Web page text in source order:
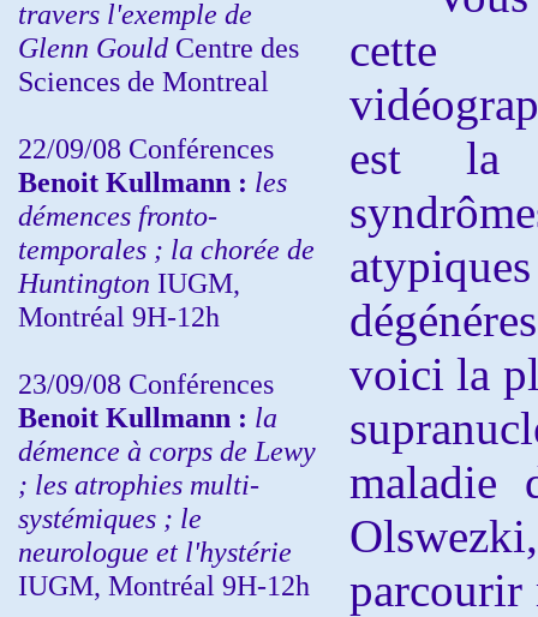
travers l'exemple de
Glenn Gould Centre des
Sciences de Montreal
22/09/08 Conférences
Benoit Kullmann : les
démences fronto-
temporales ; la chorée de
Huntington IUGM,
Montréal 9H-12h
23/09/08 Conférences
Benoit Kullmann : la
démence à corps de Lewy
; les atrophies multi-
systémiques ; le
neurologue et l'hystérie
IUGM, Montréal 9H-12h
cette
est la
voici la
maladie
parcourir